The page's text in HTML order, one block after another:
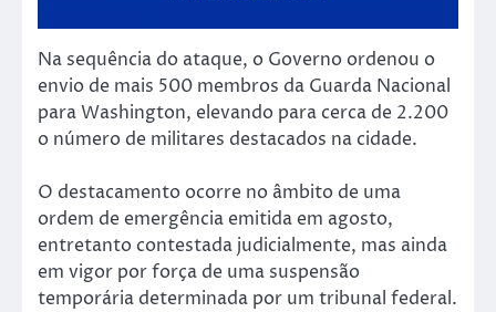
Na sequência do ataque, o Governo ordenou o
envio de mais 500 membros da Guarda Nacional
para Washington, elevando para cerca de 2.200
o número de militares destacados na cidade.
O destacamento ocorre no âmbito de uma
ordem de emergência emitida em agosto,
entretanto contestada judicialmente, mas ainda
em vigor por força de uma suspensão
temporária determinada por um tribunal federal.